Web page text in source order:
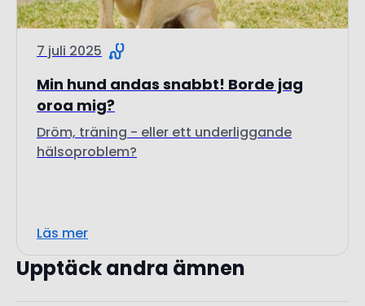
Min hund andas snabbt! Borde jag
oroa mig?
Dröm, träning - eller ett underliggande
hälsoproblem?
Hund-GPS utan abonnemang. Är det värt det?